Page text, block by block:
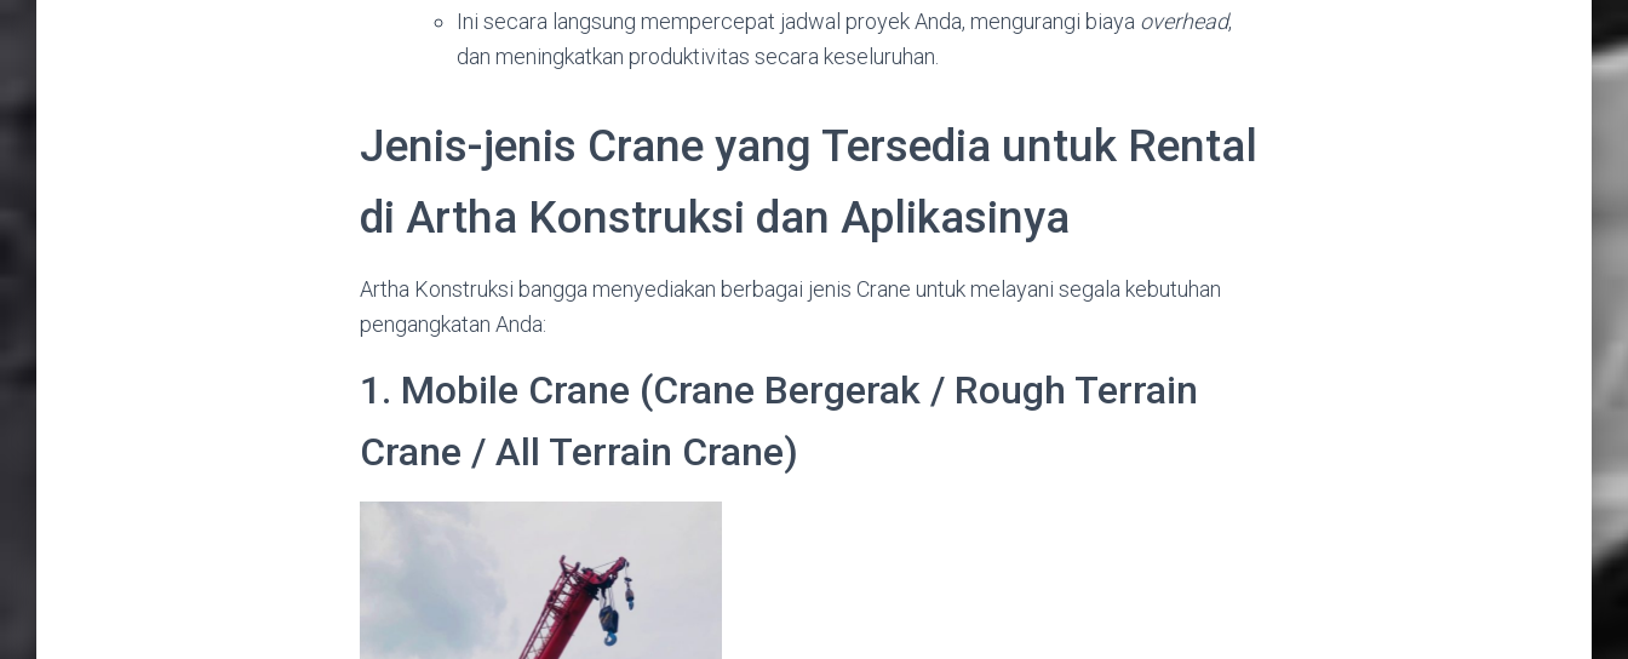
Ini secara langsung mempercepat jadwal proyek Anda, mengurangi biaya overhead,
dan meningkatkan produktivitas secara keseluruhan.
Jenis-jenis Crane yang Tersedia untuk Rental
di Artha Konstruksi dan Aplikasinya
Artha Konstruksi bangga menyediakan berbagai jenis Crane untuk melayani segala kebutuhan
pengangkatan Anda:
1. Mobile Crane (Crane Bergerak / Rough Terrain
Crane / All Terrain Crane)